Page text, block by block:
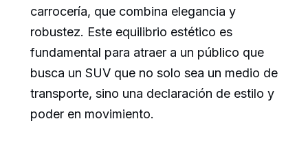
carrocería, que combina elegancia y
robustez. Este equilibrio estético es
fundamental para atraer a un público que
busca un SUV que no solo sea un medio de
transporte, sino una declaración de estilo y
poder en movimiento.